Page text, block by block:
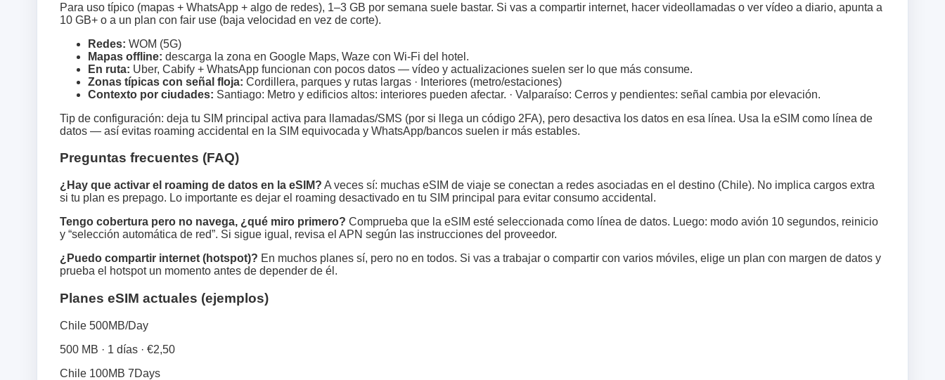
Para uso típico (mapas + WhatsApp + algo de redes), 1–3 GB por semana suele bastar. Si vas a compartir internet, hacer videollamadas o ver vídeo a diario, apunta a
10 GB+ o a un plan con fair use (baja velocidad en vez de corte).
Redes: WOM (5G)
Mapas offline: descarga la zona en Google Maps, Waze con Wi‑Fi del hotel.
En ruta: Uber, Cabify + WhatsApp funcionan con pocos datos — vídeo y actualizaciones suelen ser lo que más consume.
Zonas típicas con señal floja: Cordillera, parques y rutas largas · Interiores (metro/estaciones)
Contexto por ciudades: Santiago: Metro y edificios altos: interiores pueden afectar. · Valparaíso: Cerros y pendientes: señal cambia por elevación.
Tip de configuración: deja tu SIM principal activa para llamadas/SMS (por si llega un código 2FA), pero desactiva los datos en esa línea. Usa la eSIM como línea de
datos — así evitas roaming accidental en la SIM equivocada y WhatsApp/bancos suelen ir más estables.
Preguntas frecuentes (FAQ)
¿Hay que activar el roaming de datos en la eSIM? A veces sí: muchas eSIM de viaje se conectan a redes asociadas en el destino (Chile). No implica cargos extra
si tu plan es prepago. Lo importante es dejar el roaming desactivado en tu SIM principal para evitar consumo accidental.
Tengo cobertura pero no navega, ¿qué miro primero? Comprueba que la eSIM esté seleccionada como línea de datos. Luego: modo avión 10 segundos, reinicio
y “selección automática de red”. Si sigue igual, revisa el APN según las instrucciones del proveedor.
¿Puedo compartir internet (hotspot)? En muchos planes sí, pero no en todos. Si vas a trabajar o compartir con varios móviles, elige un plan con margen de datos y
prueba el hotspot un momento antes de depender de él.
Planes eSIM actuales (ejemplos)
Chile 500MB/Day
500 MB · 1 días · €2,50
Chile 100MB 7Days